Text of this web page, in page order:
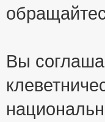
Вы